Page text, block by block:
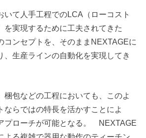
いて人手工程でのLCA（ローコスト
を実現するために工夫されてきた
コンセプトを、そのままNEXTAGEに
、生産ラインの自動化を実現してき
梱包などの工程においても、このよ
ならではの特長を活かすことによ
プローチが可能となる。 NEXTAGE